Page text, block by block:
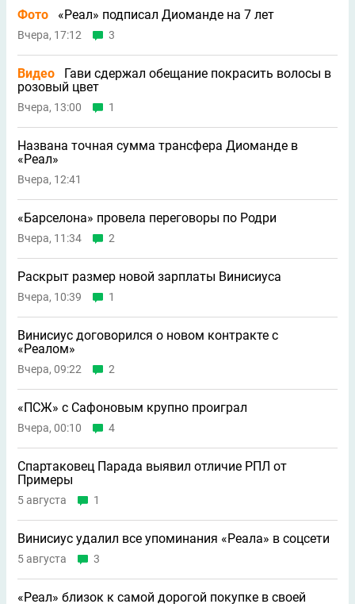
Фото «Реал» подписал Диоманде на 7 лет
Вчера, 17:12 3
Видео
Гави сдержал обещание покрасить волосы в
розовый цвет
Вчера, 13:00 1
Названа точная сумма трансфера Диоманде в
«Реал»
Вчера, 12:41
«Барселона» провела переговоры по Родри
Вчера, 11:34 2
Раскрыт размер новой зарплаты Винисиуса
Вчера, 10:39 1
Винисиус договорился о новом контракте с
«Реалом»
Вчера, 09:22 2
«ПСЖ» с Сафоновым крупно проиграл
Вчера, 00:10 4
Спартаковец Парада выявил отличие РПЛ от
Примеры
5 августа 1
Винисиус удалил все упоминания «Реала» в соцсети
5 августа 3
«Реал» близок к самой дорогой покупке в своей